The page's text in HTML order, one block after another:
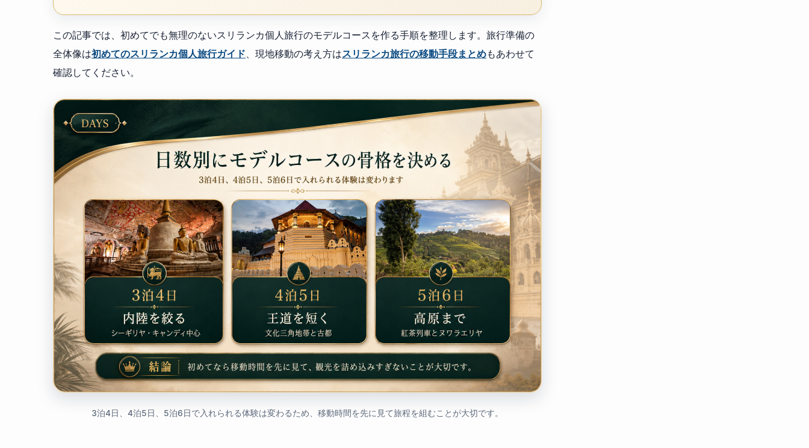
この記事では、初めてでも無理のないスリランカ個人旅行のモデルコースを作る手順を整理します。旅行準備の
全体像は初めてのスリランカ個人旅行ガイド、現地移動の考え方はスリランカ旅行の移動手段まとめもあわせて
確認してください。
3泊4日、4泊5日、5泊6日で入れられる体験は変わるため、移動時間を先に見て旅程を組むことが大切です。